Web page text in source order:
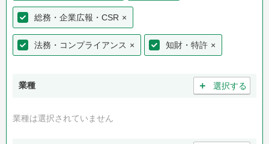
総務・企業広報・CSR ×
法務・コンプライアンス × 知財・特許 ×
業種 ＋ 選択する
業種は選択されていません